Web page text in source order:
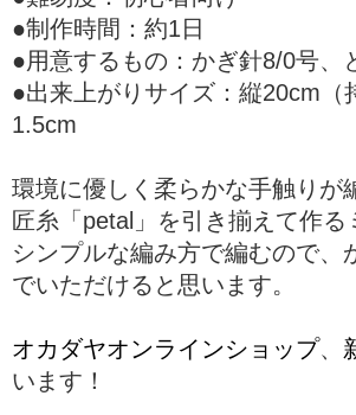
●制作時間：約1日
●用意するもの：かぎ針8/0号、
●出来上がりサイズ：縦20cm
1.5cm
環境に優しく柔らかな手触りが
匠糸「petal」を引き揃えて作
シンプルな編み方で編むので
でいただけると思います。
オカダヤオンラインショップ、
います！